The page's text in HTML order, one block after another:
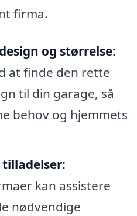
firma.
og størrelse:
at finde den rette
til din garage, så
behov og hjemmets
kan assistere
nødvendige